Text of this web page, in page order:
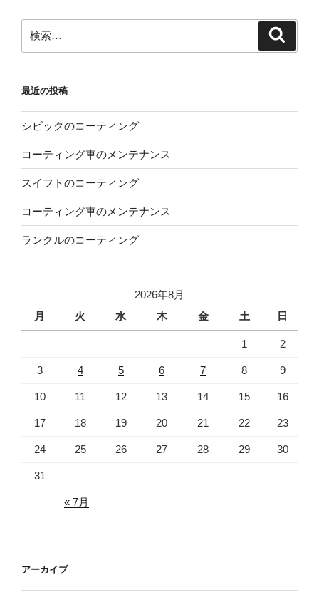
ン
索:
最近の投稿
シビックのコーティング
コーティング車のメンテナンス
スイフトのコーティング
コーティング車のメンテナンス
ランクルのコーティング
2026年8月
月
火 水 木 金 土 日
1 2
3 4 5 6 7 8 9
10 11 12 13 14 15 16
17 18 19 20 21 22 23
24 25 26 27 28 29 30
31
« 7月
アーカイブ